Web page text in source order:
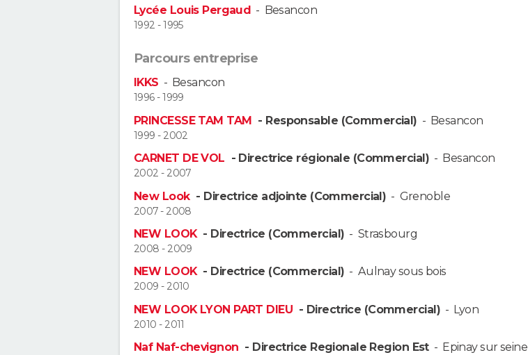
Lycée Louis Pergaud - Besancon
1992 - 1995
Parcours entreprise
IKKS - Besancon
1996 - 1999
PRINCESSE TAM TAM - Responsable (Commercial) - Besancon
1999 - 2002
CARNET DE VOL - Directrice régionale (Commercial) - Besancon
2002 - 2007
New Look - Directrice adjointe (Commercial) - Grenoble
2007 - 2008
NEW LOOK - Directrice (Commercial) - Strasbourg
2008 - 2009
NEW LOOK - Directrice (Commercial) - Aulnay sous bois
2009 - 2010
NEW LOOK LYON PART DIEU - Directrice (Commercial) - Lyon
2010 - 2011
Naf Naf-chevignon - Directrice Regionale Region Est- Epinay sur seine